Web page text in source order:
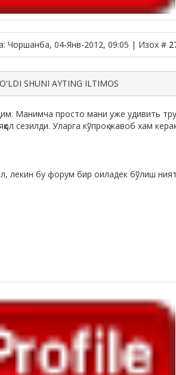
Чоршанба, 04-Янв-2012, 09:05 | Изох #
SHUNI AYTING ILTIMOS
Манимча просто мани уже удивить
сезилди. Уларга кўпроқ жавоб хам
лекин бу форум бир оиладек бўлиш